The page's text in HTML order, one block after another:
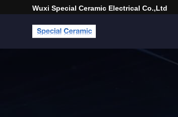
Wuxi Special Ceramic Electrical Co.,Ltd